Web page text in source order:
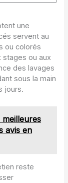
une
servent au
ou colorés
ou aux
des lavages
sous la main
jours.
meilleures
avis en
reste